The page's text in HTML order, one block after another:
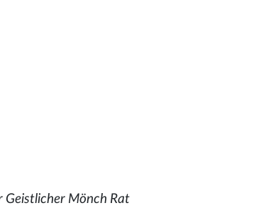
Geistlicher Mönch Rat